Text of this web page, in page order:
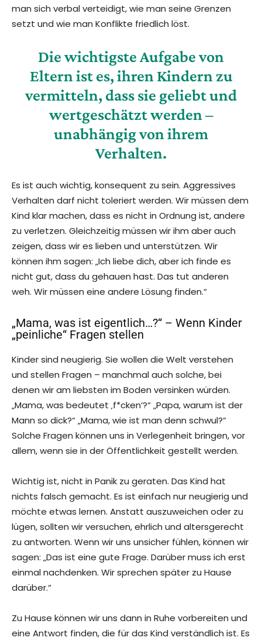
man sich verbal verteidigt, wie man seine Grenzen
setzt und wie man Konflikte friedlich löst.
Die wichtigste Aufgabe von
Eltern ist es, ihren Kindern zu
vermitteln, dass sie geliebt und
wertgeschätzt werden –
unabhängig von ihrem
Verhalten.
Es ist auch wichtig, konsequent zu sein. Aggressives
Verhalten darf nicht toleriert werden. Wir müssen dem
Kind klar machen, dass es nicht in Ordnung ist, andere
zu verletzen. Gleichzeitig müssen wir ihm aber auch
zeigen, dass wir es lieben und unterstützen. Wir
können ihm sagen: „Ich liebe dich, aber ich finde es
nicht gut, dass du gehauen hast. Das tut anderen
weh. Wir müssen eine andere Lösung finden.“
„Mama, was ist eigentlich…?“ – Wenn Kinder
„peinliche“ Fragen stellen
Kinder sind neugierig. Sie wollen die Welt verstehen
und stellen Fragen – manchmal auch solche, bei
denen wir am liebsten im Boden versinken würden.
„Mama, was bedeutet ‚f*cken‘?“ „Papa, warum ist der
Mann so dick?“ „Mama, wie ist man denn schwul?“
Solche Fragen können uns in Verlegenheit bringen, vor
allem, wenn sie in der Öffentlichkeit gestellt werden.
Wichtig ist, nicht in Panik zu geraten. Das Kind hat
nichts falsch gemacht. Es ist einfach nur neugierig und
möchte etwas lernen. Anstatt auszuweichen oder zu
lügen, sollten wir versuchen, ehrlich und altersgerecht
zu antworten. Wenn wir uns unsicher fühlen, können wir
sagen: „Das ist eine gute Frage. Darüber muss ich erst
einmal nachdenken. Wir sprechen später zu Hause
darüber.“
Zu Hause können wir uns dann in Ruhe vorbereiten und
eine Antwort finden, die für das Kind verständlich ist. Es